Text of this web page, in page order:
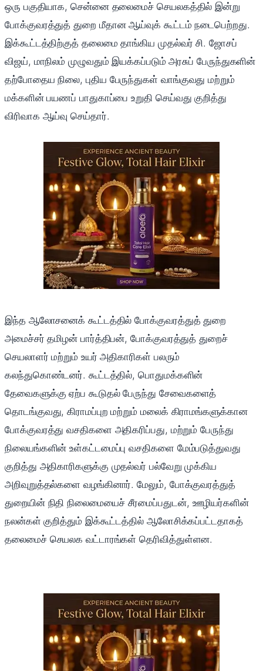
ஒரு பகுதியாக, சென்னை தலைமைச் செயலகத்தில் இன்று
போக்குவரத்துத் துறை மீதான ஆய்வுக் கூட்டம் நடைபெற்றது.
இக்கூட்டத்திற்குத் தலைமை தாங்கிய முதல்வர் சி. ஜோசப்
விஜய், மாநிலம் முழுவதும் இயக்கப்படும் அரசுப் பேருந்துகளின்
தற்போதைய நிலை, புதிய பேருந்துகள் வாங்குவது மற்றும்
மக்களின் பயணப் பாதுகாப்பை உறுதி செய்வது குறித்து
விரிவாக ஆய்வு செய்தார்.
இந்த ஆலோசனைக் கூட்டத்தில் போக்குவரத்துத் துறை
அமைச்சர் தமிழன் பார்த்திபன், போக்குவரத்துத் துறைச்
செயலாளர் மற்றும் உயர் அதிகாரிகள் பலரும்
கலந்துகொண்டனர். கூட்டத்தில், பொதுமக்களின்
தேவைகளுக்கு ஏற்ப கூடுதல் பேருந்து சேவைகளைத்
தொடங்குவது, கிராமப்புற மற்றும் மலைக் கிராமங்களுக்கான
போக்குவரத்து வசதிகளை அதிகரிப்பது, மற்றும் பேருந்து
நிலையங்களின் உள்கட்டமைப்பு வசதிகளை மேம்படுத்துவது
குறித்து அதிகாரிகளுக்கு முதல்வர் பல்வேறு முக்கிய
அறிவுறுத்தல்களை வழங்கினார். மேலும், போக்குவரத்துத்
துறையின் நிதி நிலைமையைச் சீரமைப்பதுடன், ஊழியர்களின்
நலன்கள் குறித்தும் இக்கூட்டத்தில் ஆலோசிக்கப்பட்டதாகத்
தலைமைச் செயலக வட்டாரங்கள் தெரிவித்துள்ளன.